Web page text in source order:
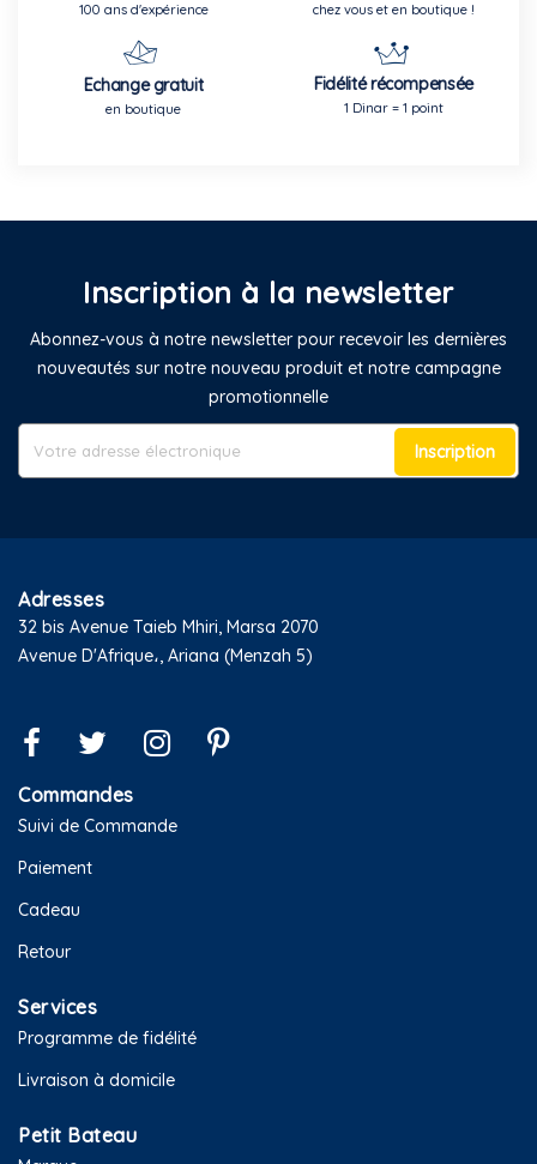
100 ans d'expérience chez vous et en boutique !
Echange gratuit
en boutique
Fidélité récompensée
1 Dinar = 1 point
Inscription à la newsletter
Abonnez-vous à notre newsletter pour recevoir les dernières
nouveautés sur notre nouveau produit et notre campagne
promotionnelle
Inscription
Adresses
32 bis Avenue Taieb Mhiri, Marsa 2070
Avenue D'Afrique،, Ariana (Menzah 5)
Commandes
Suivi de Commande
Paiement
Cadeau
Retour
Services
Programme de fidélité
Livraison à domicile
Petit Bateau